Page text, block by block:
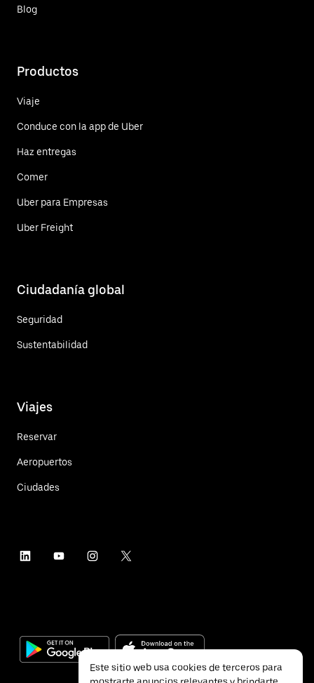
Blog
Productos
Viaje
Conduce con la app de Uber
Haz entregas
Comer
Uber para Empresas
Uber Freight
Ciudadanía global
Seguridad
Sustentabilidad
Viajes
Reservar
Aeropuertos
Ciudades
Este sitio web usa cookies de terceros para